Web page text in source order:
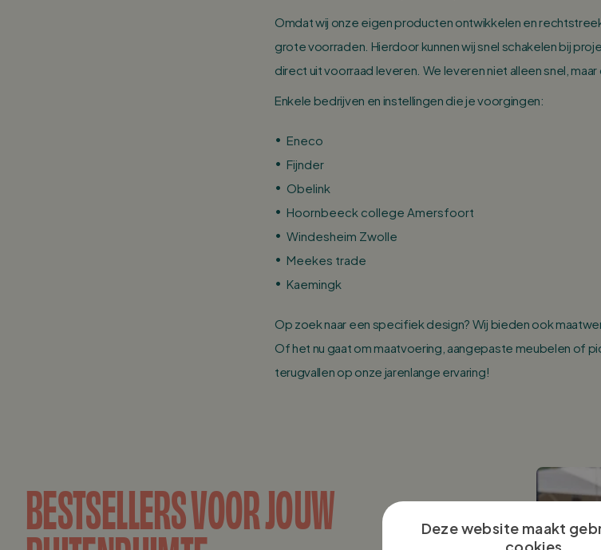
Omdat wij onze eigen producten ontwikkelen en
grote voorraden. Hierdoor kunnen wij snel schakelen bij
direct uit voorraad leveren. We leveren niet alleen snel, maar
Enkele bedrijven en instellingen die je voorgingen:
Eneco
Fijnder
Obelink
Hoornbeeck college Amersfoort
Windesheim Zwolle
Meekes trade
Kaemingk
Op zoek naar een specifiek design? Wij bieden ook
Of het nu gaat om maatvoering, aangepaste meubelen of
terugvallen op onze jarenlange ervaring!
BESTSELLERS VOOR JOUW
Deze website maakt